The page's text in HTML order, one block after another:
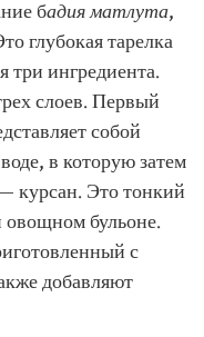
бадия матлута,
глубокая тарелка
ингредиента.
слоев. Первый
собой
в которую затем
курсан. Это тонкий
бульоне.
с
добавляют